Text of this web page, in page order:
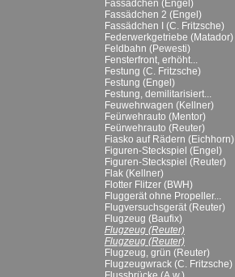
Fassädchen (Engel)
Fassädchen 2 (Engel)
Fassädchen I (C. Fritzsche)
Federwerkgetriebe (Matador)
Feldbahn (Pewesti)
Fensterfront, erhöht...
Festung (C. Fritzsche)
Festung (Engel)
Festung, demilitarisiert...
Feuwehrwagen (Kellner)
Feürwehrauto (Mentor)
Feürwehrauto (Reuter)
Fiasko auf Rädern (Eichhorn)
Figuren-Steckspiel (Engel)
Figuren-Steckspiel (Reuter)
Flak (Kellner)
Flotter Flitzer (BWH)
Fluggerät ohne Propeller...
Flugversuchsgerät (Reuter)
Flugzeug (Baufix)
Flugzeug (Reuter)
Flugzeug (Reuter)
Flugzeug, grün (Reuter)
Flugzeugwrack (C. Fritzsche)